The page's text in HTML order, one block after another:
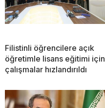
Filistinli öğrencilere açık
öğretimle lisans eğitimi için
çalışmalar hızlandırıldı